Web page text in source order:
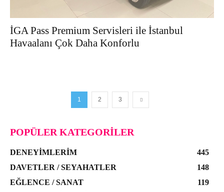
İGA Pass Premium Servisleri ile İstanbul
Havaalanı Çok Daha Konforlu
1 2 3
POPÜLER KATEGORILER
DENEYIMLERIM
445
DAVETLER / SEYAHATLER
148
EĞLENCE / SANAT
119